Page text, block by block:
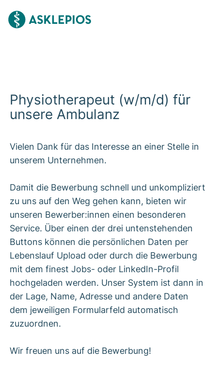
Physiotherapeut (w/m/d) für
unsere Ambulanz
Vielen Dank für das Interesse an einer Stelle in
unserem Unternehmen.
Damit die Bewerbung schnell und unkompliziert
zu uns auf den Weg gehen kann, bieten wir
unseren Bewerber:innen einen besonderen
Service. Über einen der drei untenstehenden
Buttons können die persönlichen Daten per
Lebenslauf Upload oder durch die Bewerbung
mit dem finest Jobs- oder LinkedIn-Profil
hochgeladen werden. Unser System ist dann in
der Lage, Name, Adresse und andere Daten
dem jeweiligen Formularfeld automatisch
zuzuordnen.
Wir freuen uns auf die Bewerbung!